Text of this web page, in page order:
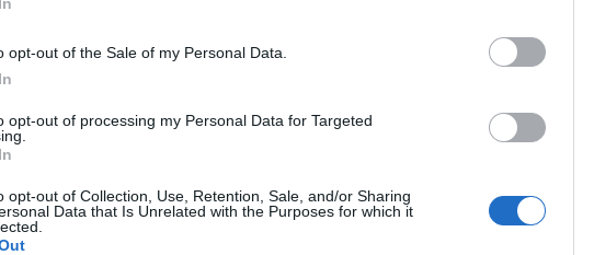
opt-out of the Sale of my Personal Data.
opt-out of processing my Personal Data for Targeted
opt-out of Collection, Use, Retention, Sale, and/or Sharing
Data that Is Unrelated with the Purposes for which it
saamien tietojen mukaan